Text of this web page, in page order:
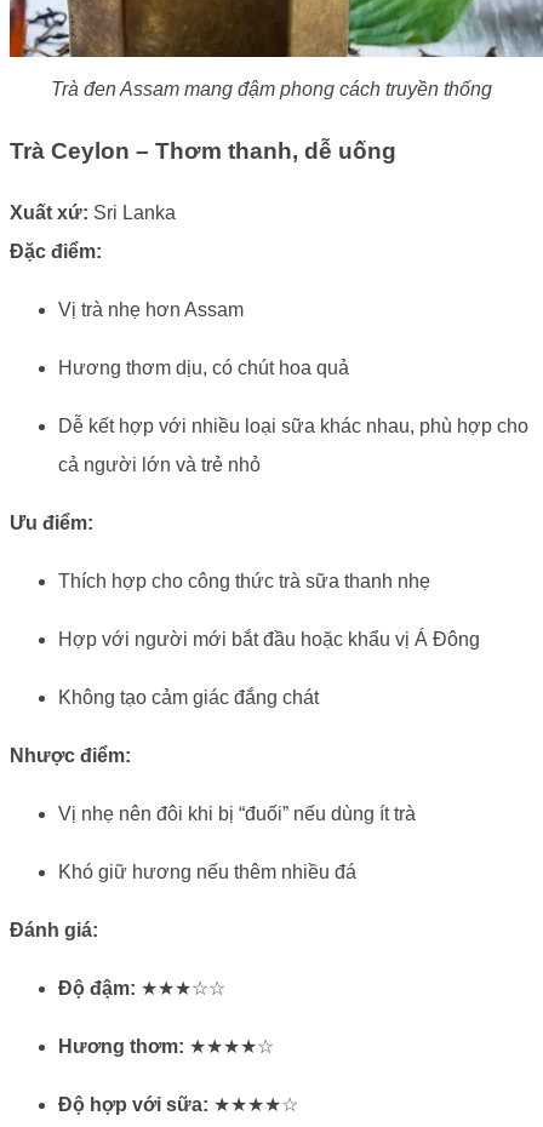
Trà đen Assam mang đậm phong cách truyền thống
Trà Ceylon – Thơm thanh, dễ uống
Xuất xứ: Sri Lanka
Đặc điểm:
Vị trà nhẹ hơn Assam
Hương thơm dịu, có chút hoa quả
Dễ kết hợp với nhiều loại sữa khác nhau, phù hợp cho
cả người lớn và trẻ nhỏ
Ưu điểm:
Thích hợp cho công thức trà sữa thanh nhẹ
Hợp với người mới bắt đầu hoặc khẩu vị Á Đông
Không tạo cảm giác đắng chát
Nhược điểm:
Vị nhẹ nên đôi khi bị “đuối” nếu dùng ít trà
Khó giữ hương nếu thêm nhiều đá
Đánh giá:
Độ đậm: ★★★☆☆
Hương thơm: ★★★★☆
Độ hợp với sữa: ★★★★☆